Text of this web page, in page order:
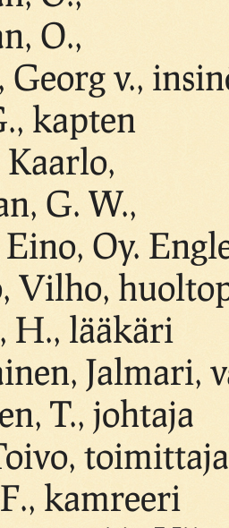
O.,
v.,
kapten
G. W.,
Oy.
Vilho,
H., lääkäri
Jalmari,
T., johtaja
toimittaja
kamreeri